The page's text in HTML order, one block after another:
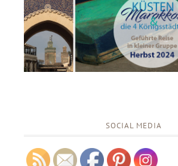
SOCIAL MEDIA